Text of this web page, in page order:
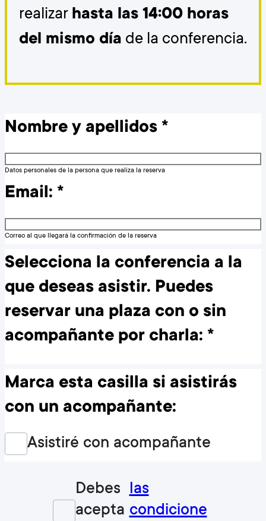
realizar hasta las 14:00 horas
del mismo día de la conferencia.
Nombre y apellidos *
Datos personales de la persona que realiza la reserva
Email: *
Correo al que llegará la confirmación de la reserva
Selecciona la conferencia a la
que deseas asistir. Puedes
reservar una plaza con o sin
acompañante por charla: *
Marca esta casilla si asistirás
con un acompañante:
Asistiré con acompañante
Debes
acepta
las
condicione